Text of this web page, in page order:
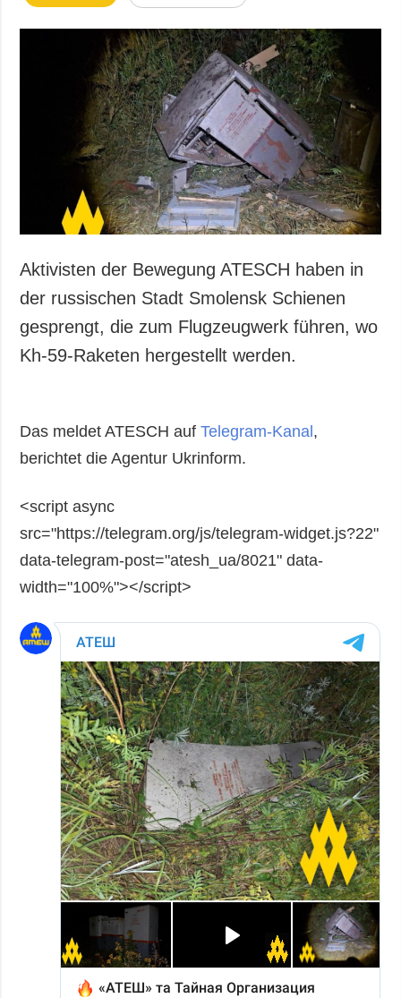
Aktivisten der Bewegung ATESCH haben in
der russischen Stadt Smolensk Schienen
gesprengt, die zum Flugzeugwerk führen, wo
Kh-59-Raketen hergestellt werden.
Das meldet ATESCH aufTelegram-Kanal ,
berichtet die Agentur Ukrinform.
<script async
src="https://telegram.org/js/telegram-widget.js?22"
data-telegram-post="atesh_ua/8021" data-
width="100%"></script>